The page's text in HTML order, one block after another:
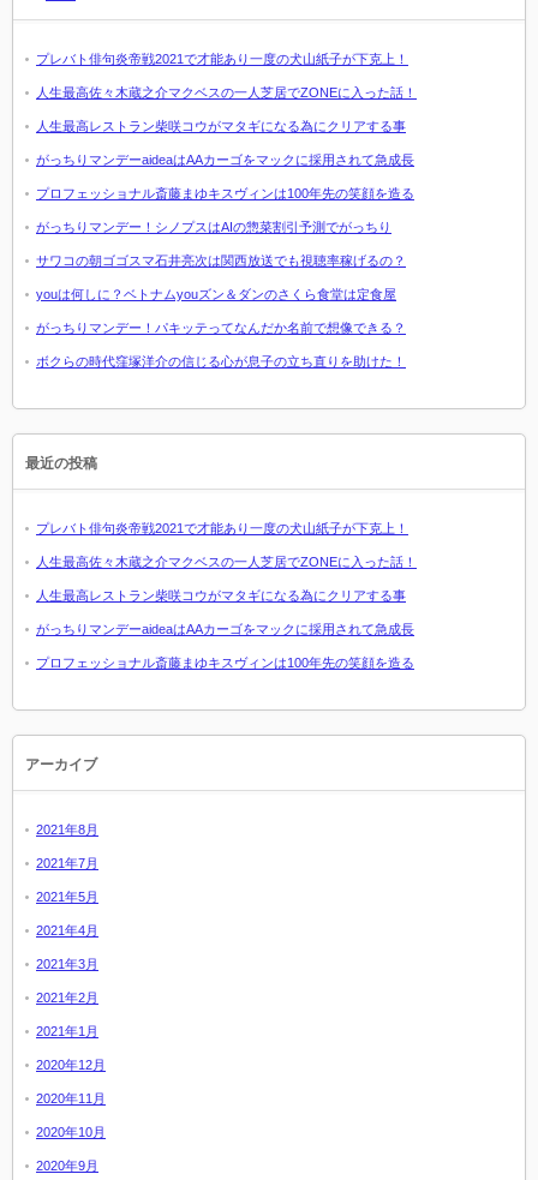
プレバト俳句炎帝戦2021で才能あり一度の犬山紙子が下克上！
人生最高佐々木蔵之介マクベスの一人芝居でZONEに入った話！
人生最高レストラン柴咲コウがマタギになる為にクリアする事
がっちりマンデーaideaはAAカーゴをマックに採用されて急成長
プロフェッショナル斎藤まゆキスヴィンは100年先の笑顔を造る
がっちりマンデー！シノプスはAIの惣菜割引予測でがっちり
サワコの朝ゴゴスマ石井亮次は関西放送でも視聴率稼げるの？
youは何しに？ベトナムyouズン＆ダンのさくら食堂は定食屋
がっちりマンデー！パキッテってなんだか名前で想像できる？
ボクらの時代窪塚洋介の信じる心が息子の立ち直りを助けた！
最近の投稿
プレバト俳句炎帝戦2021で才能あり一度の犬山紙子が下克上！
人生最高佐々木蔵之介マクベスの一人芝居でZONEに入った話！
人生最高レストラン柴咲コウがマタギになる為にクリアする事
がっちりマンデーaideaはAAカーゴをマックに採用されて急成長
プロフェッショナル斎藤まゆキスヴィンは100年先の笑顔を造る
アーカイブ
2021年8月
2021年7月
2021年5月
2021年4月
2021年3月
2021年2月
2021年1月
2020年12月
2020年11月
2020年10月
2020年9月